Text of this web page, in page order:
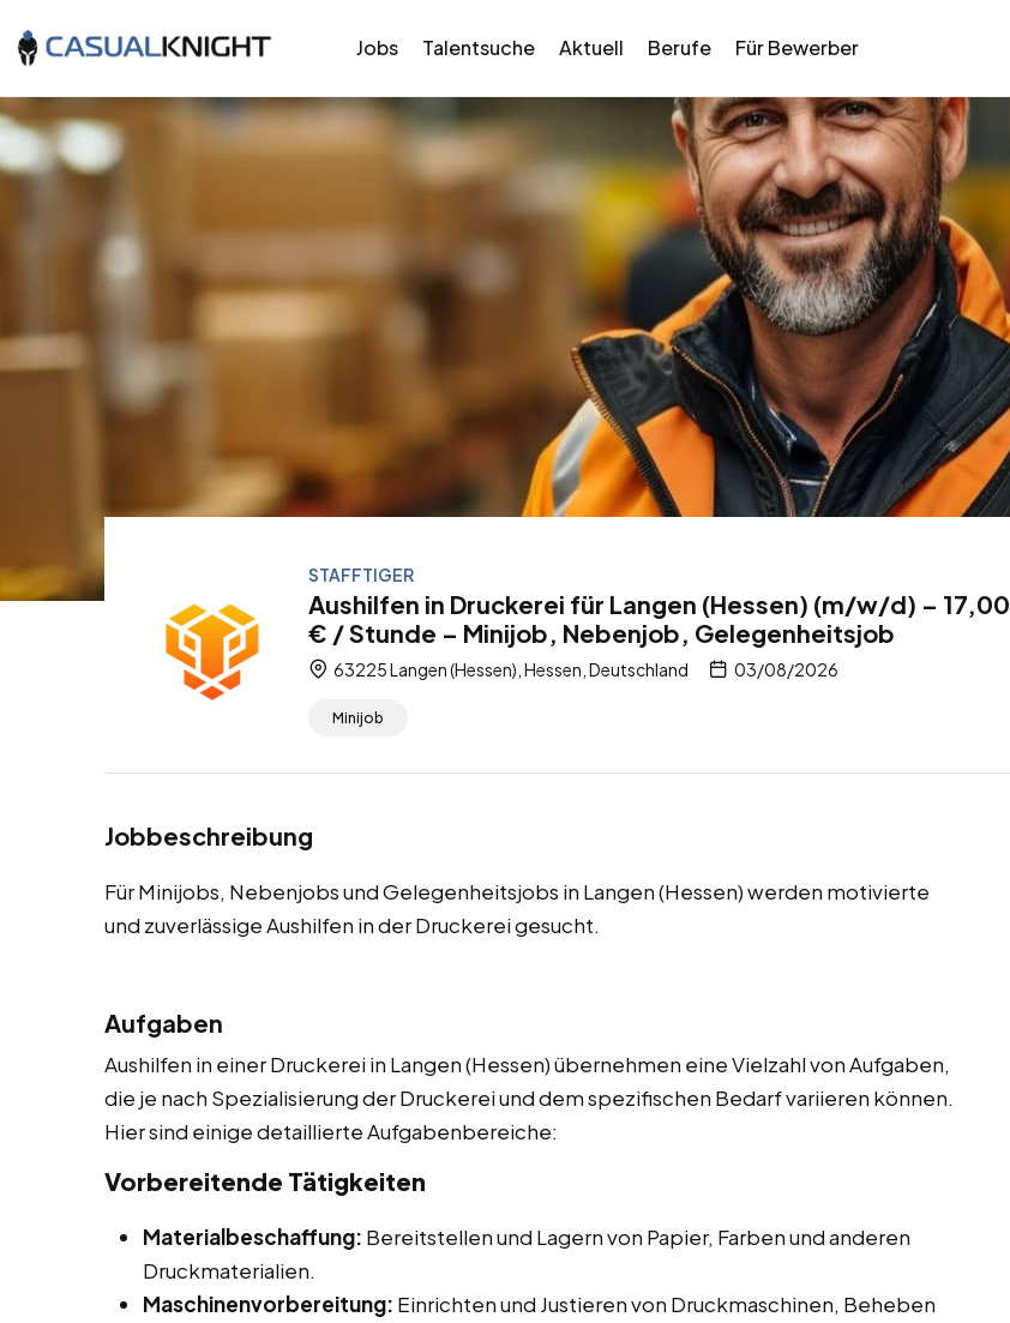
Jobs Talentsuche Aktuell Berufe Für Bewerber
STAFFTIGER
Aushilfen in Druckerei für Langen (Hessen) (m/w/d) – 17,00
€ / Stunde – Minijob, Nebenjob, Gelegenheitsjob
63225 Langen (Hessen), Hessen, Deutschland 03/08/2026
Minijob
Jobbeschreibung
Für Minijobs, Nebenjobs und Gelegenheitsjobs in Langen (Hessen) werden motivierte
und zuverlässige Aushilfen in der Druckerei gesucht.
Aufgaben
Aushilfen in einer Druckerei in Langen (Hessen) übernehmen eine Vielzahl von Aufgaben,
die je nach Spezialisierung der Druckerei und dem spezifischen Bedarf variieren können.
Hier sind einige detaillierte Aufgabenbereiche:
Vorbereitende Tätigkeiten
Materialbeschaffung: Bereitstellen und Lagern von Papier, Farben und anderen
Druckmaterialien.
Maschinenvorbereitung: Einrichten und Justieren von Druckmaschinen, Beheben